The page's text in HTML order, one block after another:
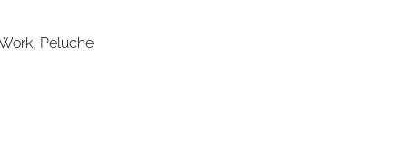
, Peluche